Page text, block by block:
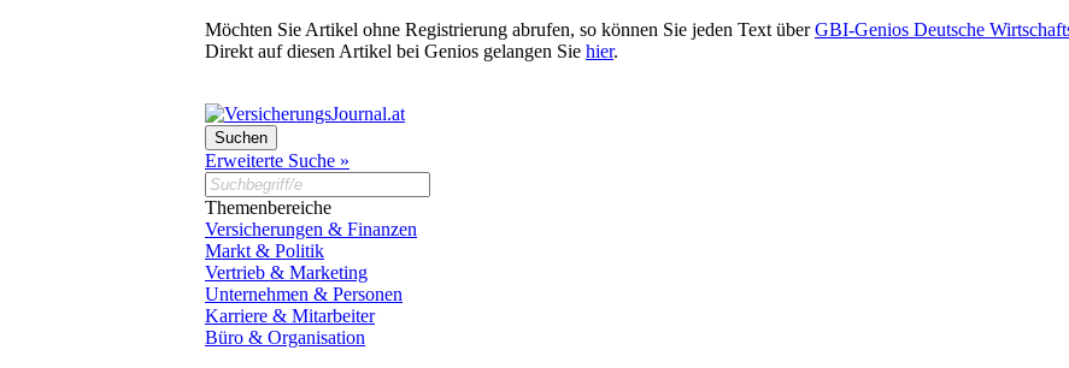
Möchten Sie Artikel ohne Registrierung abrufen, so können Sie jeden Text überGBI-Genios Deutsche
Direkt auf diesen Artikel bei Genios gelangen Sie hier.
Erweiterte Suche »
Themenbereiche
Versicherungen & Finanzen
Markt & Politik
Vertrieb & Marketing
Unternehmen & Personen
Karriere & Mitarbeiter
Büro & Organisation